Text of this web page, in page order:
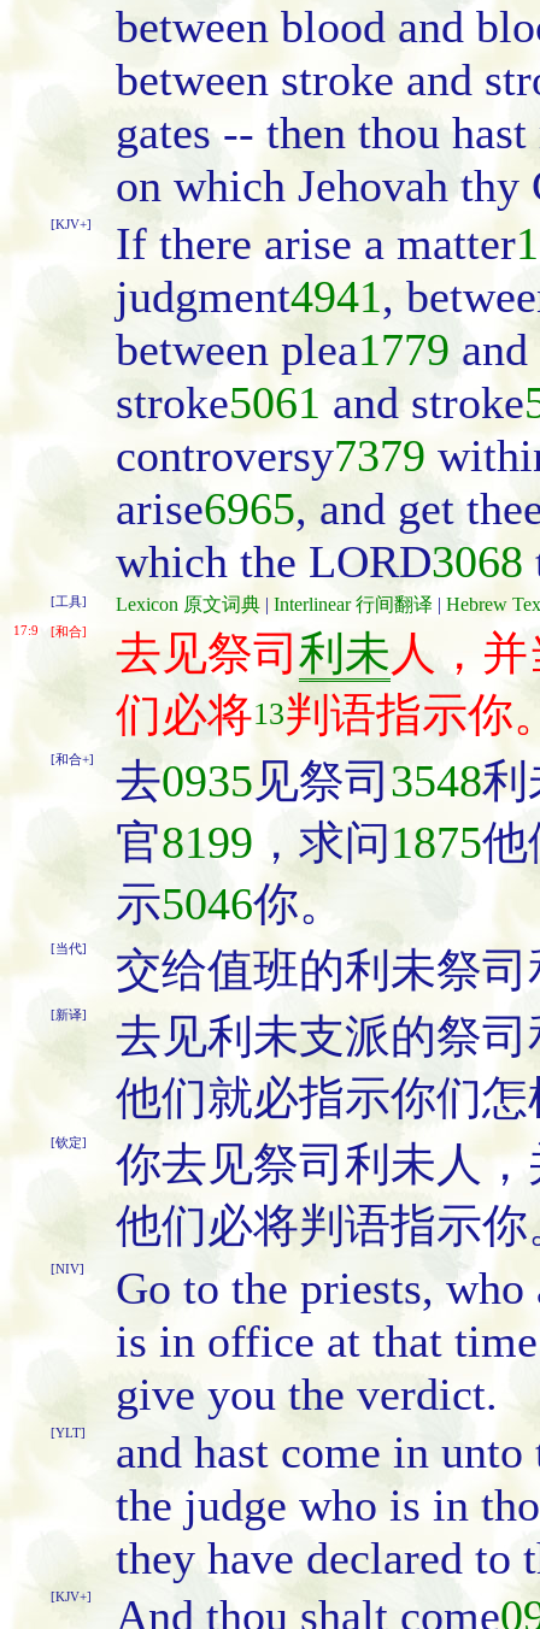
between blood and
between stroke and
gates -- then thou
on which Jehovah
[KJV+] If there arise a matter
judgment4941,
between plea1779
stroke5061 and stroke
controversy7379
arise6965, and get
which the LORD3068
[工具] Lexicon 原文词典 | Interlinear 行间翻译 | Hebrew
17:9 [和合] 去见祭司 利未 人，
们必将13判语指示你
[和合+] 去0935见祭司3548利
官8199 ，求问 1875他
示5046你。
[当代] 交给值班的利未祭
[新译]
去见利未支派的祭
他们就必指示你们
[钦定]
你去见祭司利未人
他们必将判语指示你
[NIV]
Go to the priests,
is in office at that
give you the verdict.
[YLT]
and hast come in
the judge who is in
they have declared to
[KJV+] And thou shalt come